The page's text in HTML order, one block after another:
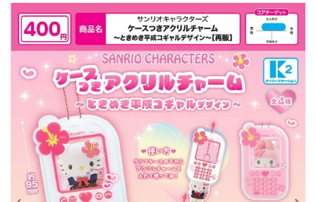
ログイン 会員登録
入荷スケジュールをチェック
カプセルトイマシン本体
カプセルトイ
販促用空カプセル